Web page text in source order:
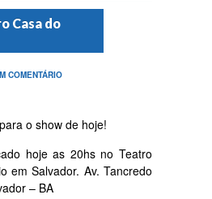
Casa do
COMENTÁRIO
o show de hoje!
hoje as 20hs no Teatro
em Salvador. Av. Tancredo
– BA